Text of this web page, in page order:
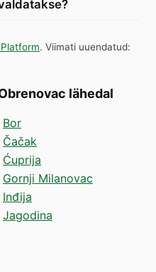
. Viimati uuendatud:
lähedal
Bor
Čačak
Ćuprija
Gornji Milanovac
Inđija
Jagodina